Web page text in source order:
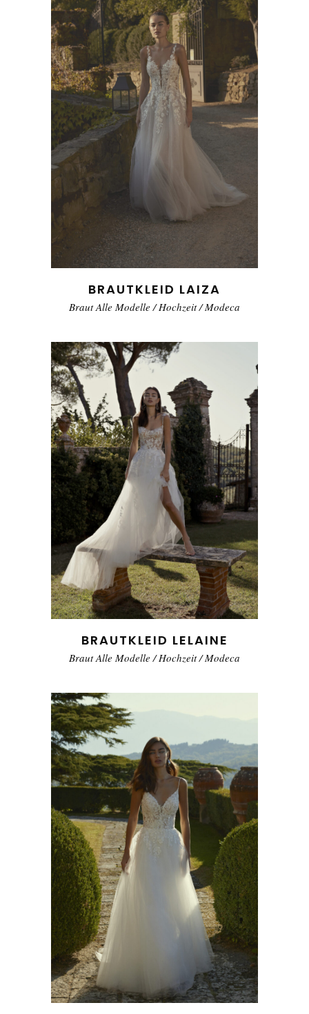
BRAUTKLEID LAIZA
Braut Alle Modelle /Hochzeit/Modeca
BRAUTKLEID LELAINE
Braut Alle Modelle /Hochzeit/Modeca